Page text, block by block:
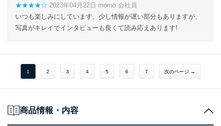
★★★★☆ 2023年04月22日 momo 会社員
いつも楽しみにしています。少し情報が遅い部分もありますが、
写真がキレイでインタビューも長くて読み応えあります!
1 2 3 4 5 6 7 次のページ →
商品情報・内容